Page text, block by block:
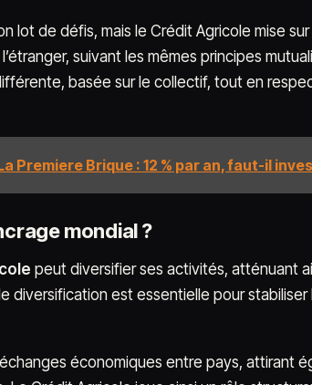
lot de défis, mais le Crédit Agricole mise
suivant les mêmes principes
basée sur le collectif, tout en
Premiere Brique : 12 % par an, faut-il
mondial ?
peut diversifier ses activités, atténuant
diversification est essentielle pour
économiques entre pays, attirant